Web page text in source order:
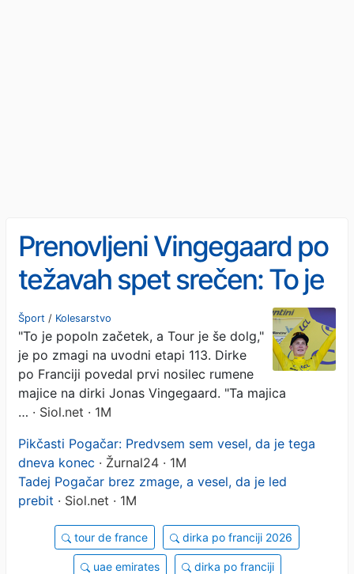
Prenovljeni Vingegaard po
težavah spet srečen: To je
popoln začetek
Šport / Kolesarstvo
"To je popoln začetek, a Tour je še dolg,"
je po zmagi na uvodni etapi 113. Dirke
po Franciji povedal prvi nosilec rumene
majice na dirki Jonas Vingegaard. "Ta majica
… · Siol.net · 1M
Pikčasti Pogačar: Predvsem sem vesel, da je tega
dneva konec · Žurnal24 · 1M
Tadej Pogačar brez zmage, a vesel, da je led
prebit · Siol.net · 1M
tour de france dirka po franciji 2026
uae emirates dirka po franciji